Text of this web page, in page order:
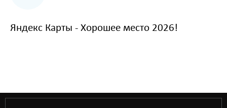
Яндекс Карты - Хорошее место 2026!